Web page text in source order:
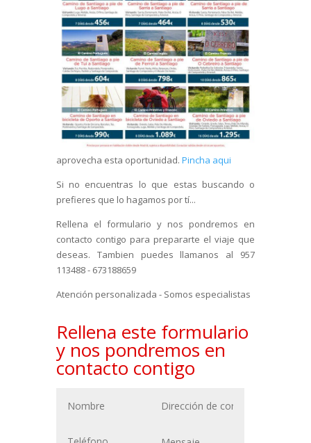
aprovecha esta oportunidad. Pincha aqui
Si no encuentras lo que estas buscando o
prefieres que lo hagamos por tí...
Rellena el formulario y nos pondremos en
contacto contigo para prepararte el viaje que
deseas. Tambien puedes llamanos al 957
113488 - 673188659
Atención personalizada - Somos especialistas
Rellena este formulario
y nos pondremos en
contacto contigo